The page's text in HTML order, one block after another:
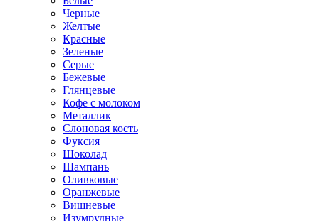
Черные
Желтые
Красные
Зеленые
Серые
Бежевые
Глянцевые
Кофе с молоком
Металлик
Слоновая кость
Фуксия
Шоколад
Шампань
Оливковые
Оранжевые
Вишневые
Изумрудные